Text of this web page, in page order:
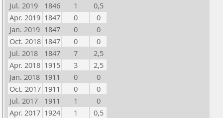
Jul. 2019
1846 1
0,5
Apr. 2019 1847 0
0
Jan. 2019 1847 0
0
Oct. 2018 1847 0
0
Jul. 2018
1847 7
2,5
Apr. 2018 1915 3
2,5
Jan. 2018 1911 0
0
Oct. 2017 1911 0
0
Jul. 2017
1911 1
0
Apr. 2017 1924 1
0,5